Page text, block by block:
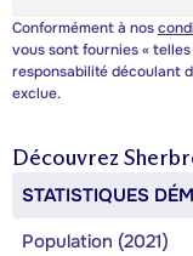
Conformément à nos
vous sont fournies «
responsabilité découlant
exclue.
Découvrez
STATISTIQUES
Population (2021)